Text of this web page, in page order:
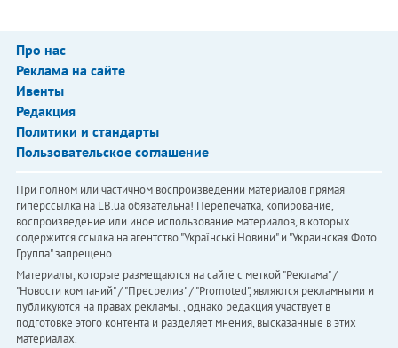
Про нас
Реклама на сайте
Ивенты
Редакция
Политики и стандарты
Пользовательское соглашение
При полном или частичном воспроизведении материалов прямая
гиперссылка на LB.ua обязательна! Перепечатка, копирование,
воспроизведение или иное использование материалов, в которых
содержится ссылка на агентство "Українськi Новини" и "Украинская Фото
Группа" запрещено.
Материалы, которые размещаются на сайте с меткой "Реклама" /
"Новости компаний" / "Пресрелиз" / "Promoted", являются рекламными и
публикуются на правах рекламы. , однако редакция участвует в
подготовке этого контента и разделяет мнения, высказанные в этих
материалах.